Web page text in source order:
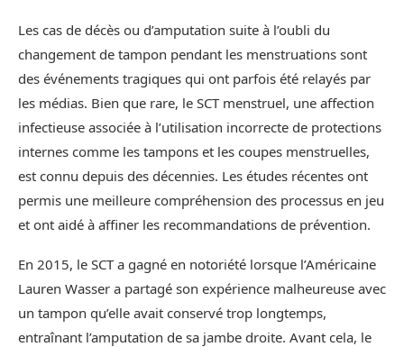
Les cas de décès ou d’amputation suite à l’oubli du
changement de tampon pendant les menstruations sont
des événements tragiques qui ont parfois été relayés par
les médias. Bien que rare, le SCT menstruel, une affection
infectieuse associée à l’utilisation incorrecte de protections
internes comme les tampons et les coupes menstruelles,
est connu depuis des décennies. Les études récentes ont
permis une meilleure compréhension des processus en jeu
et ont aidé à affiner les recommandations de prévention.
En 2015, le SCT a gagné en notoriété lorsque l’Américaine
Lauren Wasser a partagé son expérience malheureuse avec
un tampon qu’elle avait conservé trop longtemps,
entraînant l’amputation de sa jambe droite. Avant cela, le